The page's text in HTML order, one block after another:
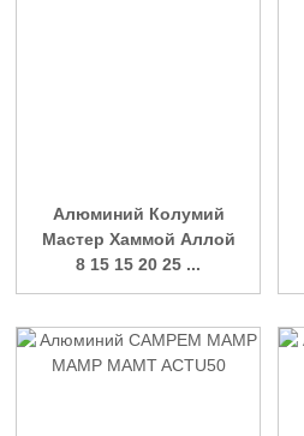
Алюминий Колумий
Мастер Хаммой Аллой
8 15 15 20 25 ...